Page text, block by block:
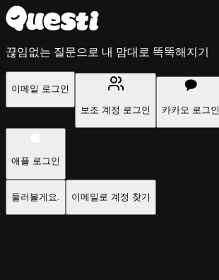
끊임없는 질문으로 내 맘대로 똑똑해지기
이메일 로그인
보조 계정 로그인
카카오 로그인
애플 로그인
둘러볼게요. 이메일로 계정 찾기